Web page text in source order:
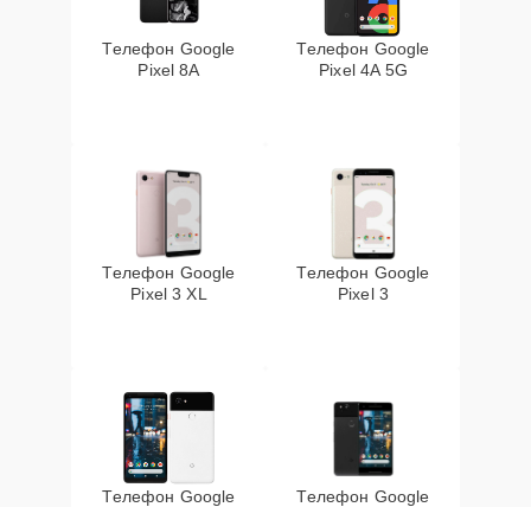
Телефон Google
Pixel 8A
Телефон Google
Pixel 4A 5G
Телефон Google
Pixel 3 XL
Телефон Google
Pixel 3
Телефон Google
Телефон Google